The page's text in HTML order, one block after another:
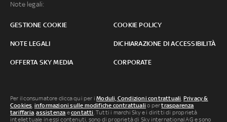
Note legali:
GESTIONE COOKIE COOKIE POLICY
NOTE LEGALI DICHIARAZIONE DI ACCESSIBILITÀ
OFFERTA SKY MEDIA CORPORATE
Per il consumatore clicca qui per iModuli, Condizioni contrattuali, Privacy &
Cookies, informazioni sulle modifiche contrattuali o pertrasparenza
tariffaria,assistenza econtatti. Tutti i marchi Sky e i diritti di proprietà
intellettuale in essi contenuti, sono di proprietà di Sky international AG e sono